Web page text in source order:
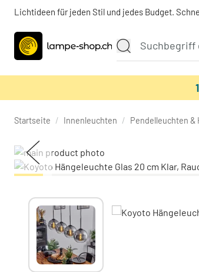
Lichtideen für jeden Stil und jedes Budget.
Startseite / Innenleuchten / Pendelleuchten &